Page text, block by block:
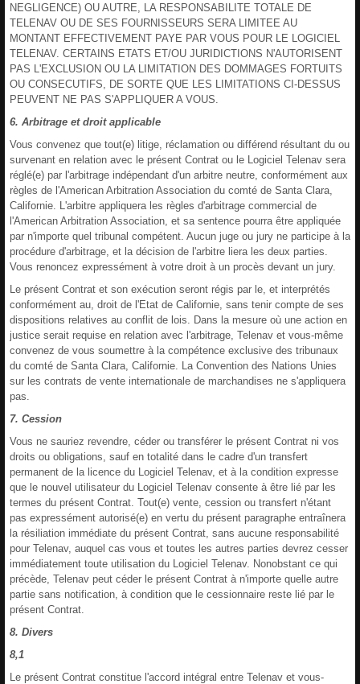
NEGLIGENCE) OU AUTRE, LA RESPONSABILITE TOTALE DE
TELENAV OU DE SES FOURNISSEURS SERA LIMITEE AU
MONTANT EFFECTIVEMENT PAYE PAR VOUS POUR LE LOGICIEL
TELENAV. CERTAINS ETATS ET/OU JURIDICTIONS N'AUTORISENT
PAS L'EXCLUSION OU LA LIMITATION DES DOMMAGES FORTUITS
OU CONSECUTIFS, DE SORTE QUE LES LIMITATIONS CI-DESSUS
PEUVENT NE PAS S'APPLIQUER A VOUS.
6. Arbitrage et droit applicable
Vous convenez que tout(e) litige, réclamation ou différend résultant du ou
survenant en relation avec le présent Contrat ou le Logiciel Telenav sera
réglé(e) par l'arbitrage indépendant d'un arbitre neutre, conformément aux
règles de l'American Arbitration Association du comté de Santa Clara,
Californie. L'arbitre appliquera les règles d'arbitrage commercial de
l'American Arbitration Association, et sa sentence pourra être appliquée
par n'importe quel tribunal compétent. Aucun juge ou jury ne participe à la
procédure d'arbitrage, et la décision de l'arbitre liera les deux parties.
Vous renoncez expressément à votre droit à un procès devant un jury.
Le présent Contrat et son exécution seront régis par le, et interprétés
conformément au, droit de l'Etat de Californie, sans tenir compte de ses
dispositions relatives au conflit de lois. Dans la mesure où une action en
justice serait requise en relation avec l'arbitrage, Telenav et vous-même
convenez de vous soumettre à la compétence exclusive des tribunaux
du comté de Santa Clara, Californie. La Convention des Nations Unies
sur les contrats de vente internationale de marchandises ne s'appliquera
pas.
7. Cession
Vous ne sauriez revendre, céder ou transférer le présent Contrat ni vos
droits ou obligations, sauf en totalité dans le cadre d'un transfert
permanent de la licence du Logiciel Telenav, et à la condition expresse
que le nouvel utilisateur du Logiciel Telenav consente à être lié par les
termes du présent Contrat. Tout(e) vente, cession ou transfert n'étant
pas expressément autorisé(e) en vertu du présent paragraphe entraînera
la résiliation immédiate du présent Contrat, sans aucune responsabilité
pour Telenav, auquel cas vous et toutes les autres parties devrez cesser
immédiatement toute utilisation du Logiciel Telenav. Nonobstant ce qui
précède, Telenav peut céder le présent Contrat à n'importe quelle autre
partie sans notification, à condition que le cessionnaire reste lié par le
présent Contrat.
8. Divers
8,1
Le présent Contrat constitue l'accord intégral entre Telenav et vous-